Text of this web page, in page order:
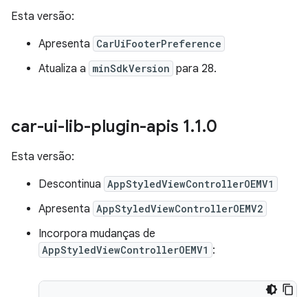
Esta versão:
Apresenta CarUiFooterPreference
Atualiza a minSdkVersion para 28.
car-ui-lib-plugin-apis 1.1.0
Esta versão:
Descontinua AppStyledViewControllerOEMV1
Apresenta AppStyledViewControllerOEMV2
Incorpora mudanças de
AppStyledViewControllerOEMV1 :